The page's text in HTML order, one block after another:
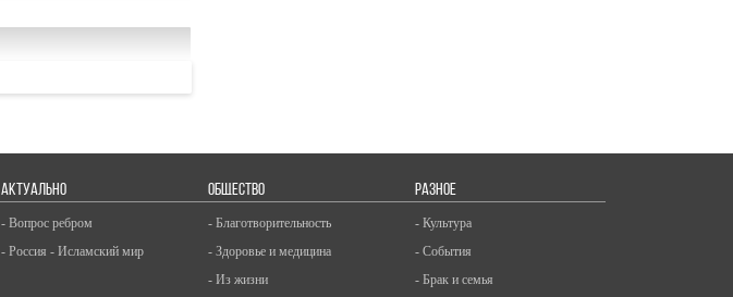
АКТУАЛЬНО
- Вопрос ребром
- Россия - Исламский мир
ОБЩЕСТВО
- Благотворительность
- Здоровье и медицина
- Из жизни
РАЗНОЕ
- Культура
- События
- Брак и семья